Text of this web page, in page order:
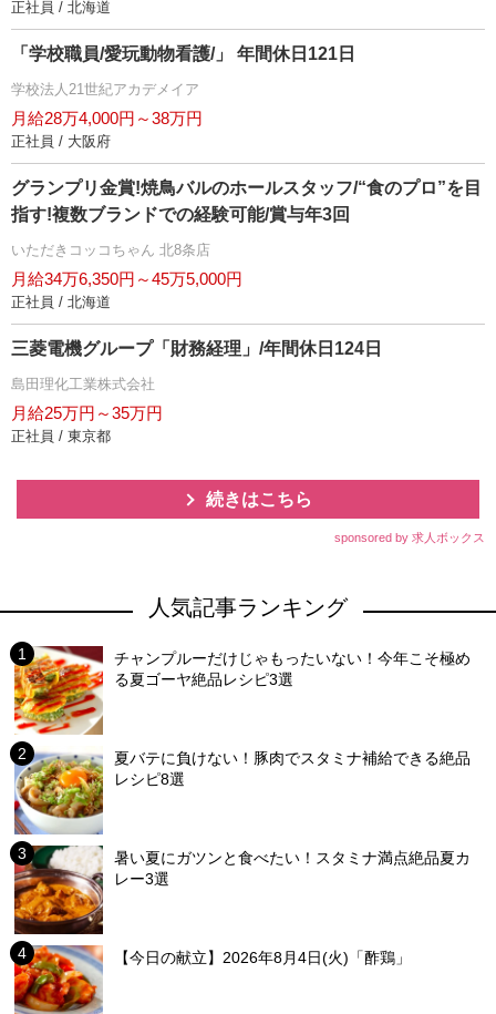
正社員 / 北海道
「学校職員/愛玩動物看護/」 年間休日121日
学校法人21世紀アカデメイア
月給28万4,000円～38万円
正社員 / 大阪府
グランプリ金賞!焼鳥バルのホールスタッフ/“食のプロ”を目
指す!複数ブランドでの経験可能/賞与年3回
いただきコッコちゃん 北8条店
月給34万6,350円～45万5,000円
正社員 / 北海道
三菱電機グループ「財務経理」/年間休日124日
島田理化工業株式会社
月給25万円～35万円
正社員 / 東京都
続きはこちら
sponsored by 求人ボックス
人気記事ランキング
チャンプルーだけじゃもったいない！今年こそ極め
る夏ゴーヤ絶品レシピ3選
夏バテに負けない！豚肉でスタミナ補給できる絶品
レシピ8選
暑い夏にガツンと食べたい！スタミナ満点絶品夏カ
レー3選
【今日の献立】2026年8月4日(火)「酢鶏」